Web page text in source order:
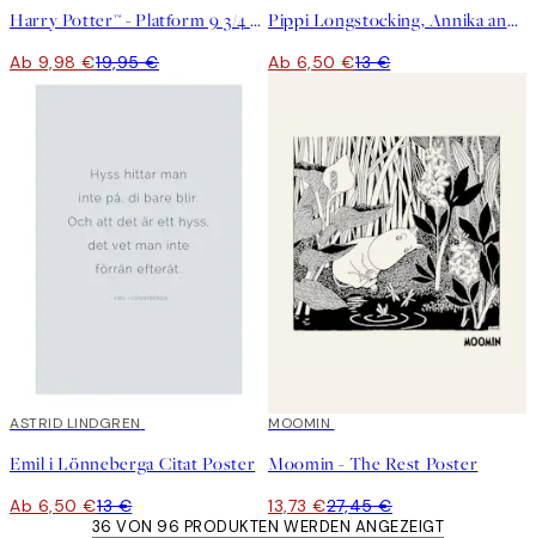
Harry Potter™ - Platform 9 3/4 Poster
Ab 9,98 €19,95 €
Pippi Longstocking, Annika and Tommy Poster
Ab 6,50 €13 €
50%*
ASTRID LINDGREN
Emil i Lönneberga Citat Poster
Ab 6,50 €13 €
50%*
MOOMIN
Moomin - The Rest Poster
13,73 €27,45 €
36 VON 96 PRODUKTEN WERDEN ANGEZEIGT